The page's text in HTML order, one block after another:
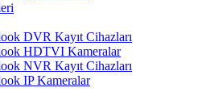
DVR Kayıt Cihazları
HDTVI Kameralar
NVR Kayıt Cihazları
IP Kameralar